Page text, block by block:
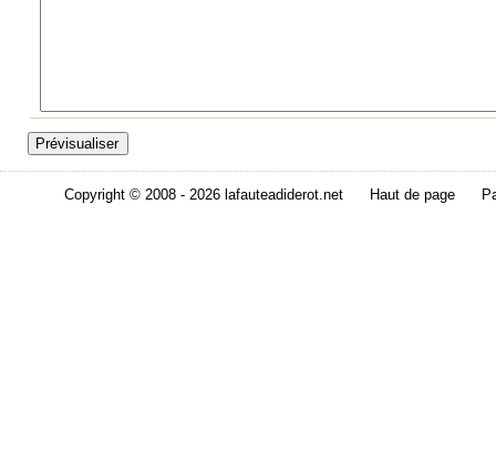
Copyright © 2008 - 2026 lafauteadiderot.net Haut de page